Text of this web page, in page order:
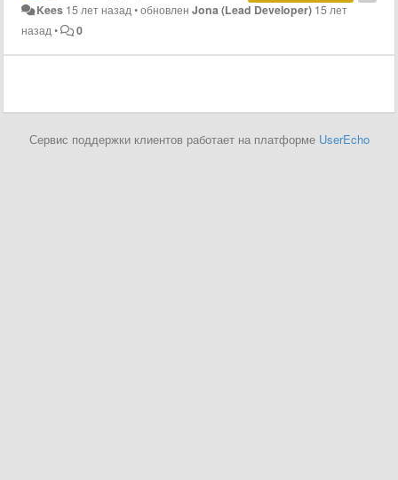
Kees 15 лет назад•обновленJona (Lead Developer) 15 лет
назад• 0
Сервис поддержки клиентов работает на платформе UserEcho